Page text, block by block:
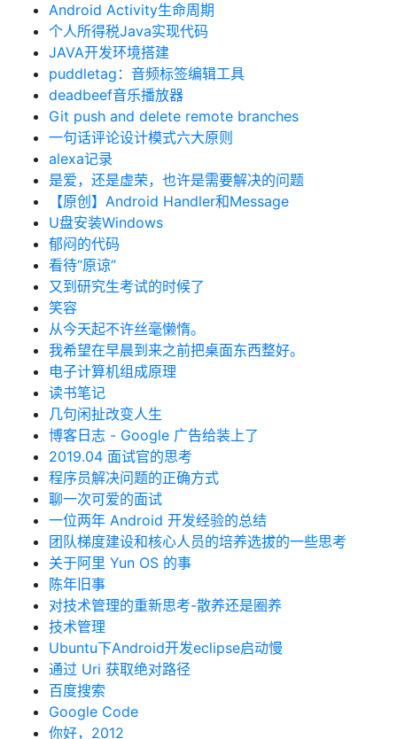
Android Activity生命周期
个人所得税Java实现代码
JAVA开发环境搭建
puddletag：音频标签编辑工具
deadbeef音乐播放器
Git push and delete remote branches
一句话评论设计模式六大原则
alexa记录
是爱，还是虚荣，也许是需要解决的问题
【原创】Android Handler和Message
U盘安装Windows
郁闷的代码
看待“原谅”
又到研究生考试的时候了
笑容
从今天起不许丝毫懒惰。
我希望在早晨到来之前把桌面东西整好。
电子计算机组成原理
读书笔记
几句闲扯改变人生
博客日志 - Google 广告给装上了
2019.04 面试官的思考
程序员解决问题的正确方式
聊一次可爱的面试
一位两年 Android 开发经验的总结
团队梯度建设和核心人员的培养选拔的一些思考
关于阿里 Yun OS 的事
陈年旧事
对技术管理的重新思考-散养还是圈养
技术管理
Ubuntu下Android开发eclipse启动慢
通过 Uri 获取绝对路径
百度搜索
Google Code
你好，2012